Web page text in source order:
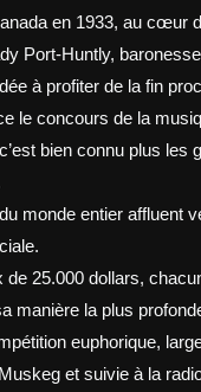
en 1933, au cœur
Port-Huntly,
à profiter de la fin
le concours de la
bien connu plus les
monde entier affluent
de 25.000 dollars,
manière la plus
euphorique,
et suivie à la